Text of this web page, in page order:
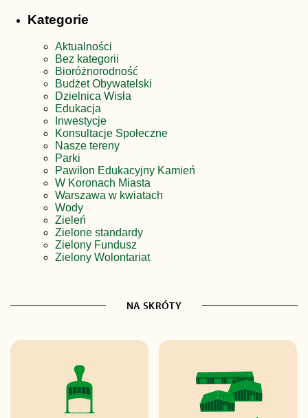
Kategorie
Aktualności
Bez kategorii
Bioróżnorodność
Budżet Obywatelski
Dzielnica Wisła
Edukacja
Inwestycje
Konsultacje Społeczne
Nasze tereny
Parki
Pawilon Edukacyjny Kamień
W Koronach Miasta
Warszawa w kwiatach
Wody
Zieleń
Zielone standardy
Zielony Fundusz
Zielony Wolontariat
NA SKRÓTY